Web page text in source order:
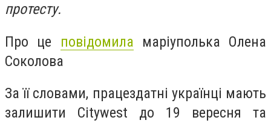
протесту.
Про це повідомила маріуполька Олена
Соколова
За її словами, працездатні українці мають
залишити Citywest до 19 вересня та